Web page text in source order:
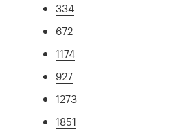
334
672
1174
927
1273
1851